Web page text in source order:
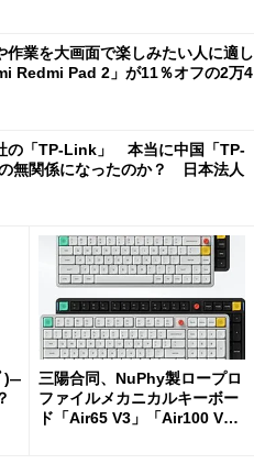
作業を大画面で楽しみたい人に適し
Redmi Pad 2」が11％オフの2万4
の「TP-Link」 本当に中国「TP-
無関係になったのか？ 日本法人
)―
三陽合同、NuPhy製ロープロ
ファイルメカニカルキーボー
ド「Air65 V3」「Air100 V